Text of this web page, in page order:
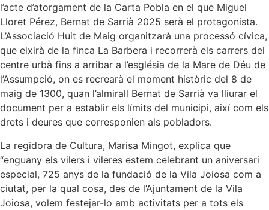
l’acte d’atorgament de la Carta Pobla en el que Miguel
Lloret Pérez, Bernat de Sarrià 2025 serà el protagonista.
L’Associació Huit de Maig organitzarà una processó cívica,
que eixirà de la finca La Barbera i recorrerà els carrers del
centre urbà fins a arribar a l’església de la Mare de Déu de
l’Assumpció, on es recrearà el moment històric del 8 de
maig de 1300, quan l’almirall Bernat de Sarrià va lliurar el
document per a establir els límits del municipi, així com els
drets i deures que corresponien als pobladors.
La regidora de Cultura, Marisa Mingot, explica que
“enguany els vilers i vileres estem celebrant un aniversari
especial, 725 anys de la fundació de la Vila Joiosa com a
ciutat, per la qual cosa, des de l’Ajuntament de la Vila
Joiosa, volem festejar-lo amb activitats per a tots els